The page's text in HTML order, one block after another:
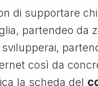
di supportare
partendeo da
così da
la scheda del